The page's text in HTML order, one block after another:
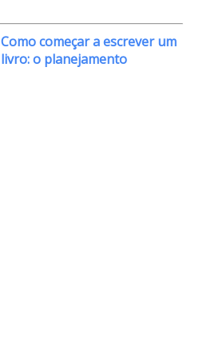
Como começar a escrever um
livro: o planejamento